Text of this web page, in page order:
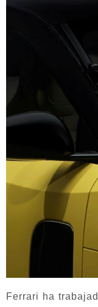
Ferrari ha